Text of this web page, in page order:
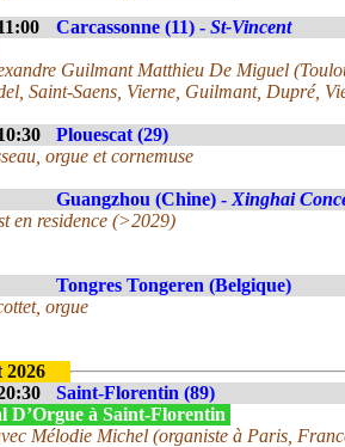
Carcassonne (11) - St-Vincent
Guilmant Matthieu De Miguel
Saint-Saens, Vierne, Guilmant, Dupré,
Plouescat (29)
orgue et cornemuse
Guangzhou (Chine) - Xinghai
en residence (>2029)
Tongres Tongeren (Belgique)
orgue
2026
Saint-Florentin (89)
D’Orgue à Saint-Florentin
Mélodie Michel (organiste à Paris,